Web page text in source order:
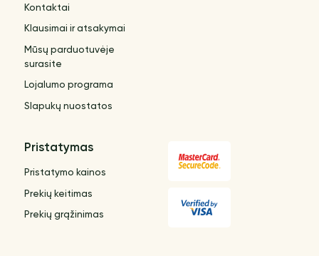
Kontaktai
Klausimai ir atsakymai
Mūsų parduotuvėje
surasite
Lojalumo programa
Slapukų nuostatos
Pristatymas
Pristatymo kainos
Prekių keitimas
Prekių grąžinimas